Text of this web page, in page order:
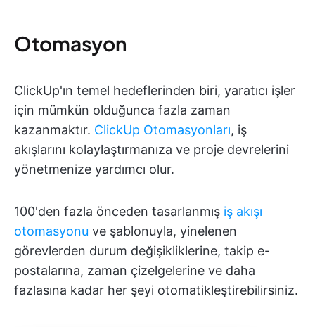
Otomasyon
ClickUp'ın temel hedeflerinden biri, yaratıcı işler
için mümkün olduğunca fazla zaman
kazanmaktır. ClickUp Otomasyonları, iş
akışlarını kolaylaştırmanıza ve proje devrelerini
yönetmenize yardımcı olur.
100'den fazla önceden tasarlanmış iş akışı
otomasyonu ve şablonuyla, yinelenen
görevlerden durum değişikliklerine, takip e-
postalarına, zaman çizelgelerine ve daha
fazlasına kadar her şeyi otomatikleştirebilirsiniz.